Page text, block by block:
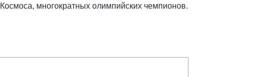
многократных олимпийских чемпионов.